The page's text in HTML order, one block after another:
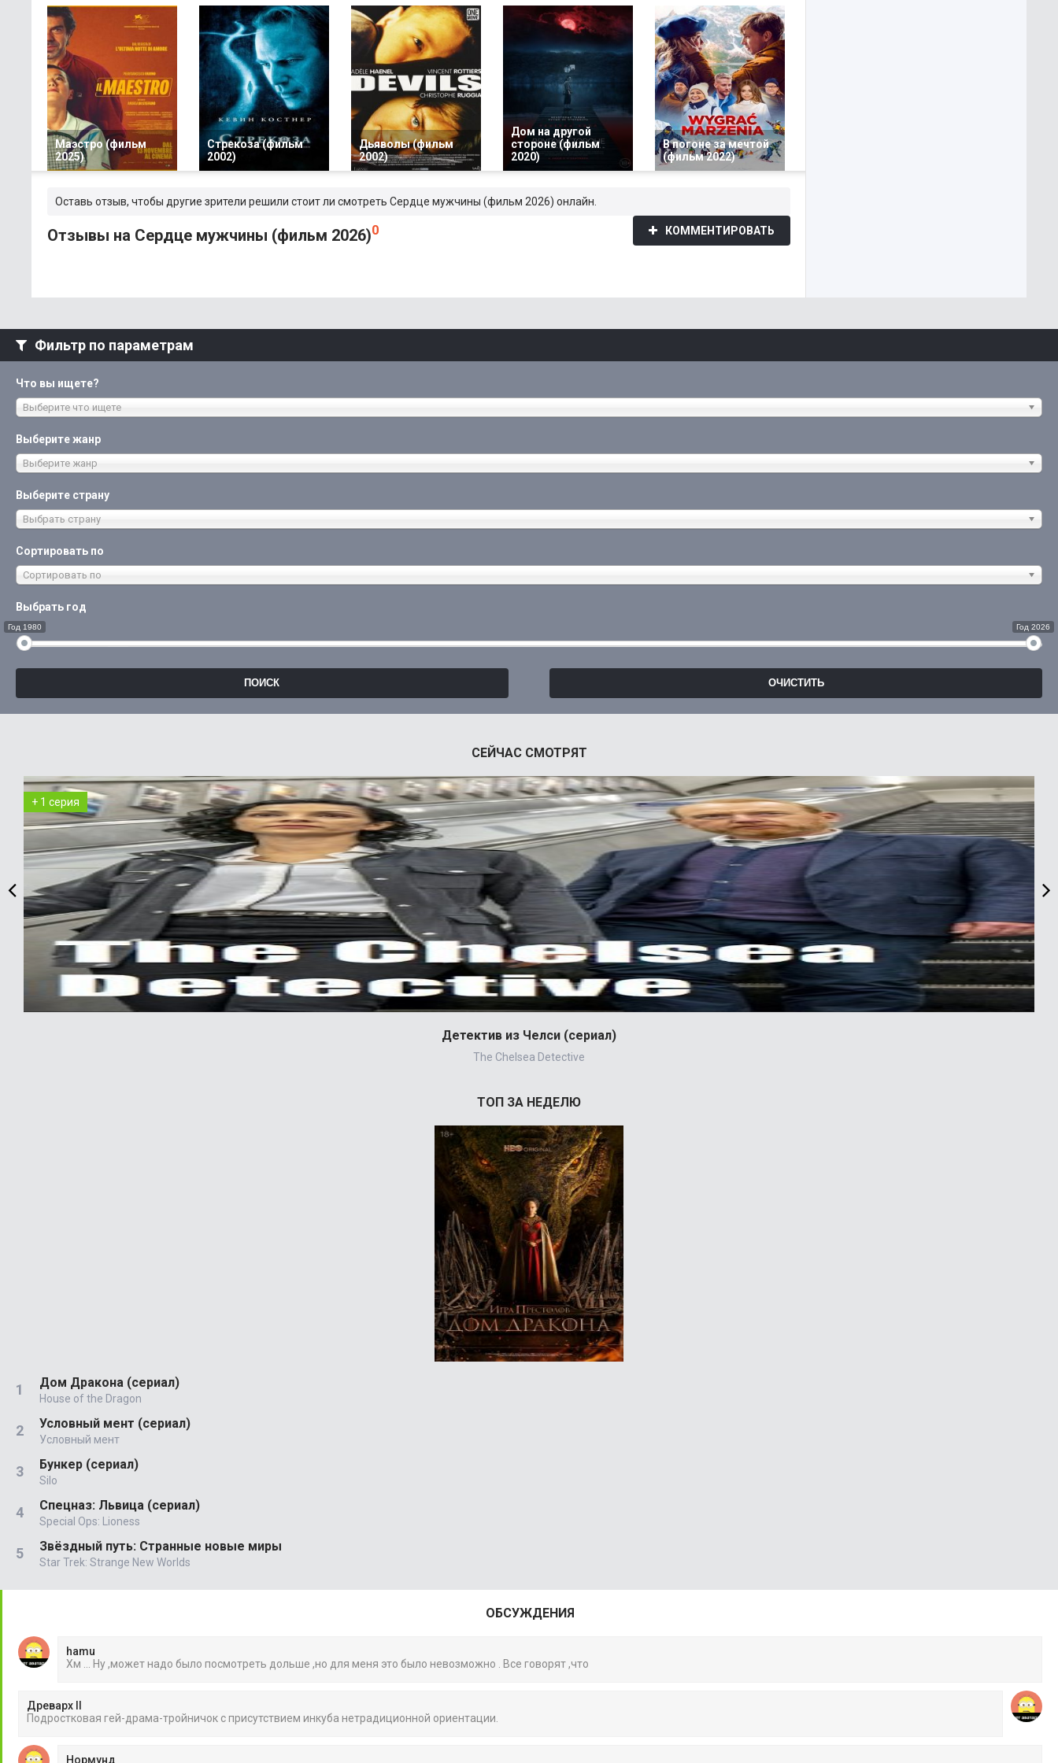
Маэстро (фильм
2025)
Стрекоза (фильм
2002)
Дьяволы (фильм
2002)
Дом на другой
стороне (фильм
2020)
В погоне за мечтой
(фильм 2022)
Оставь отзыв, чтобы другие зрители решили стоит ли смотреть Сердце мужчины (фильм 2026) онлайн.
Отзывы на Сердце мужчины (фильм 2026)0 КОММЕНТИРОВАТЬ
Фильтр по параметрам
Что вы ищете?
Выберите что ищете
Выберите жанр
Выберите жанр
Выберите страну
Выбрать страну
Сортировать по
Сортировать по
Выбрать год
Год 1980 Год 2026
СЕЙЧАС СМОТРЯТ
+ 1 серия
Детектив из Челси (сериал)
The Chelsea Detective
ТОП ЗА НЕДЕЛЮ
Дом Дракона (сериал)
House of the Dragon
Условный мент (сериал)
Условный мент
Бункер (сериал)
Silo
Спецназ: Львица (сериал)
Special Ops: Lioness
Звёздный путь: Странные новые миры
Star Trek: Strange New Worlds
ОБСУЖДЕНИЯ
hamu
Хм ... Ну ,может надо было посмотреть дольше ,но для меня это было невозможно . Все говорят ,что
Древарх II
Подростковая гей-драма-тройничок с присутствием инкуба нетрадиционной ориентации.
Нормунд